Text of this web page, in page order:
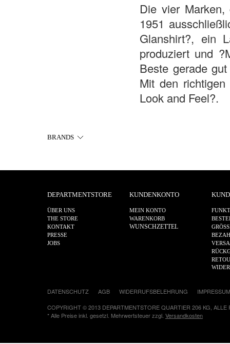
Die vier
1951
Glanshirt?, ein
produziert und
Beste gerade
Mit den
Look and Feel?.
BRANDS
DEPARTMENTSTORE
ÜBER UNS
THE STORE
KONTAKT
PRESSE
JOBS
KUNDENKONTO
MEIN KONTO
WARENKORB
WUNSCHZETTEL
DATENSCHUTZ AGB WIDERRUFSBELEHRUNG
IMPRESSUM
COPYRIGHT © 2013 DEPARTMENTSTORE QUARTIER 206 KG, ALLE
* Alle Preise inkl. gesetzl. Mehrwertsteuer zzgl. Versandkosten